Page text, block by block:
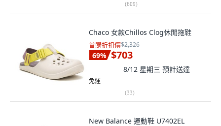
(609)
Chaco 女款Chillos Clog休閒拖鞋
首購折扣價$2,326
69% $703
8/12 星期三 預計送達
免運
(33)
New Balance 運動鞋 U7402EL